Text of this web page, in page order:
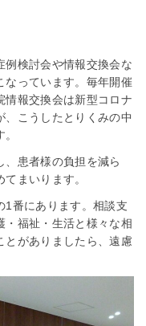
例検討会や情報交換会な
なっています。毎年開催
情報交換会は新型コロナ
こうしたとりくみの中
、患者様の負担を減ら
まいります。
1番にあります。相談支
・福祉・生活と様々な相
とがありましたら、遠慮